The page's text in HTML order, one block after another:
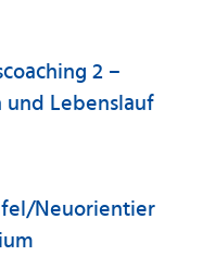
2 –
Lebenslauf
Neuorientier